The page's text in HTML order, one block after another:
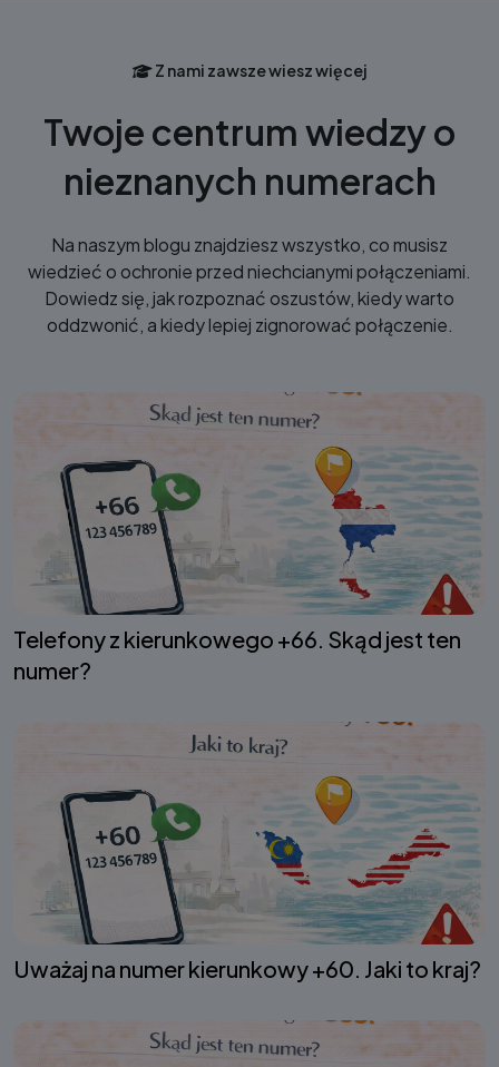
Z nami zawsze wiesz więcej
Twoje centrum wiedzy o
nieznanych numerach
Na naszym blogu znajdziesz wszystko, co musisz
wiedzieć o ochronie przed niechcianymi połączeniami.
Dowiedz się, jak rozpoznać oszustów, kiedy warto
oddzwonić, a kiedy lepiej zignorować połączenie.
Telefony z kierunkowego +66. Skąd jest ten
numer?
Uważaj na numer kierunkowy +60. Jaki to kraj?